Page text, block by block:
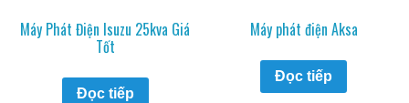
Máy Phát Điện Isuzu 25kva Giá
Tốt
Đọc tiếp
Máy phát điện Aksa
Đọc tiếp